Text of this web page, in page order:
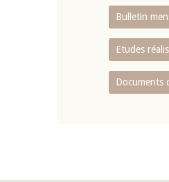
Bulletin
Etudes
Documents